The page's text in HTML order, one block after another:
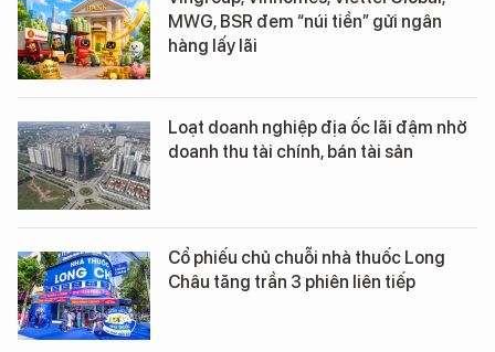
MWG, BSR đem “núi tiền” gửi ngân
hàng lấy lãi
Loạt doanh nghiệp địa ốc lãi đậm nhờ
doanh thu tài chính, bán tài sản
Cổ phiếu chủ chuỗi nhà thuốc Long
Châu tăng trần 3 phiên liên tiếp